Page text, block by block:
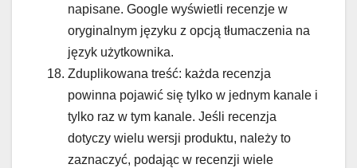
napisane. Google wyświetli recenzje w
oryginalnym języku z opcją tłumaczenia na
język użytkownika.
Zduplikowana treść: każda recenzja
powinna pojawić się tylko w jednym kanale i
tylko raz w tym kanale. Jeśli recenzja
dotyczy wielu wersji produktu, należy to
zaznaczyć, podając w recenzji wiele